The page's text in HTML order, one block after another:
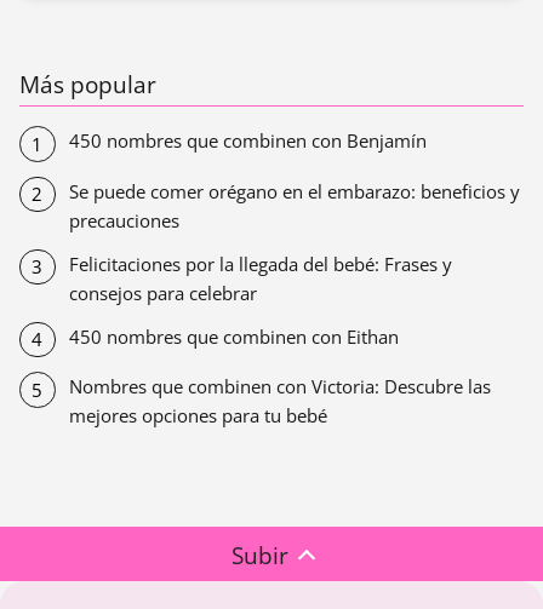
Más popular
450 nombres que combinen con Benjamín
Se puede comer orégano en el embarazo: beneficios y
precauciones
Felicitaciones por la llegada del bebé: Frases y
consejos para celebrar
450 nombres que combinen con Eithan
Nombres que combinen con Victoria: Descubre las
mejores opciones para tu bebé
Subir